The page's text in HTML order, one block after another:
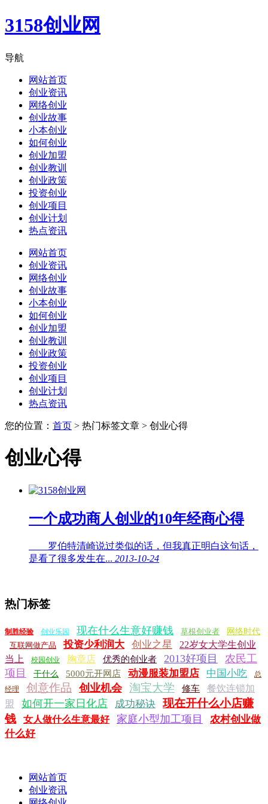
3158创业网
导航
网站首页
创业资讯
网络创业
创业故事
小本创业
如何创业
创业加盟
创业教训
创业政策
投资创业
创业项目
创业计划
热点资讯
网站首页
创业资讯
网络创业
创业故事
小本创业
如何创业
创业加盟
创业教训
创业政策
投资创业
创业项目
创业计划
热点资讯
您的位置： 首页 > 热门标签文章 > 创业心得
创业心得
一个成功商人创业的10年经商心得
罗伯特清崎说过类似的话，但我真正明白这句话，
是看了很多发生在... 2013-10-24
热门标签
制胜经验 创业乐园 现在什么生意好赚钱 草根创业者
网络时代
互联网做产品
投资少利润大 创业之星
22岁女大学生创业
当上
校园创业 胸章店 优秀的创业者 2013好项目
农民工
项目
干什么 5000元开网店 动漫服装加盟店 中国小吃
总
经理
创意作品 创业机会 淘宝大学 修车
餐饮连锁加
盟
如何开一家日化店 成功秘诀
现在开什么小店赚
钱
女人做什么生意最好 家庭小型加工项目
农村创业做
什么好
网站首页
创业资讯